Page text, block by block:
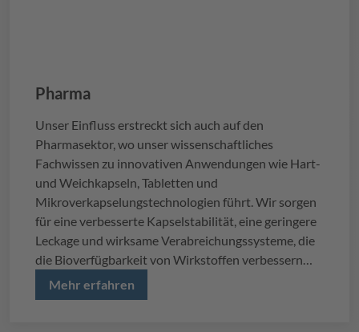
Pharma
Unser Einfluss erstreckt sich auch auf den
Pharmasektor, wo unser wissenschaftliches
Fachwissen zu innovativen Anwendungen wie Hart-
und Weichkapseln, Tabletten und
Mikroverkapselungstechnologien führt. Wir sorgen
für eine verbesserte Kapselstabilität, eine geringere
Leckage und wirksame Verabreichungssysteme, die
die Bioverfügbarkeit von Wirkstoffen verbessern
und damit letztlich die Gesundheit fördern.
Mehr erfahren